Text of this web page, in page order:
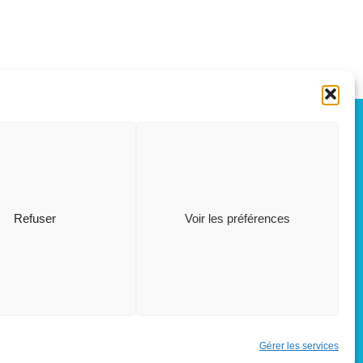
Gérer les services
Refuser Voir les préférences
03
AOÛT